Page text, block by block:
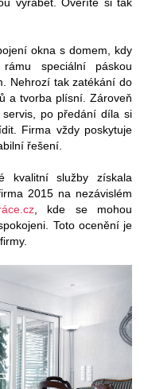
vyrábět. Ověříte si tak
okna s domem, kdy
speciální páskou
Nehrozí tak zatékání do
a tvorba plísní. Zároveň
po předání díla si
Firma vždy poskytuje
řešení.
kvalitní služby získala
2015 na nezávislém
, kde se mohou
Toto ocenění je